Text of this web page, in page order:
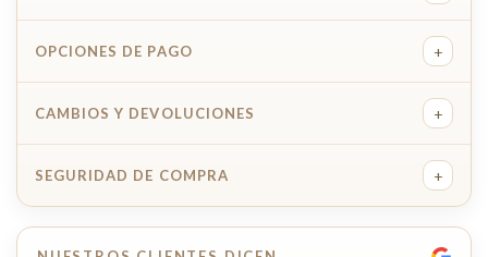
OPCIONES DE PAGO +
CAMBIOS Y DEVOLUCIONES +
SEGURIDAD DE COMPRA +